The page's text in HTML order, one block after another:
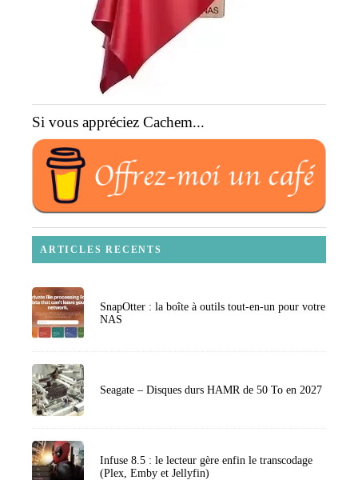
Si vous appréciez Cachem...
ARTICLES RECENTS
SnapOtter : la boîte à outils tout-en-un pour votre
NAS
Seagate – Disques durs HAMR de 50 To en 2027
Infuse 8.5 : le lecteur gère enfin le transcodage
(Plex, Emby et Jellyfin)